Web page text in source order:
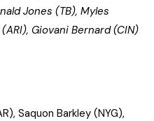
Jones (TB), Myles
Giovani Bernard (CIN)
Saquon Barkley (NYG),